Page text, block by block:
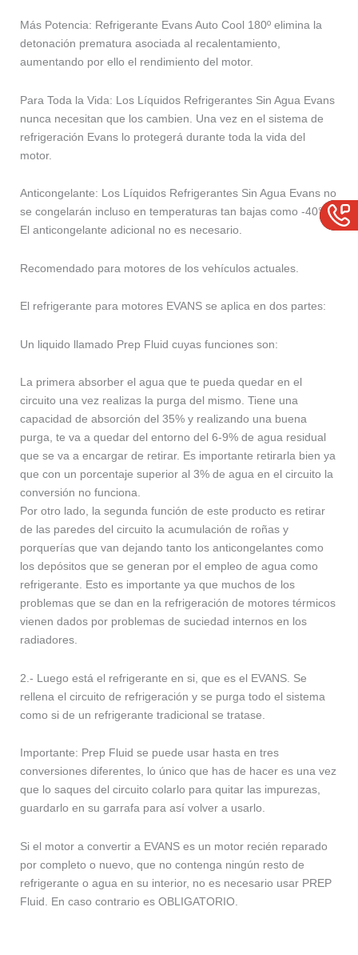
Más Potencia: Refrigerante Evans Auto Cool 180º elimina la
detonación prematura asociada al recalentamiento,
aumentando por ello el rendimiento del motor.
Para Toda la Vida: Los Líquidos Refrigerantes Sin Agua Evans
nunca necesitan que los cambien. Una vez en el sistema de
refrigeración Evans lo protegerá durante toda la vida del
motor.
Anticongelante: Los Líquidos Refrigerantes Sin Agua Evans no
se congelarán incluso en temperaturas tan bajas como -40°C.
El anticongelante adicional no es necesario.
Recomendado para motores de los vehículos actuales.
El refrigerante para motores EVANS se aplica en dos partes:
Un liquido llamado Prep Fluid cuyas funciones son:
La primera absorber el agua que te pueda quedar en el
circuito una vez realizas la purga del mismo. Tiene una
capacidad de absorción del 35% y realizando una buena
purga, te va a quedar del entorno del 6-9% de agua residual
que se va a encargar de retirar. Es importante retirarla bien ya
que con un porcentaje superior al 3% de agua en el circuito la
conversión no funciona.
Por otro lado, la segunda función de este producto es retirar
de las paredes del circuito la acumulación de roñas y
porquerías que van dejando tanto los anticongelantes como
los depósitos que se generan por el empleo de agua como
refrigerante. Esto es importante ya que muchos de los
problemas que se dan en la refrigeración de motores térmicos
vienen dados por problemas de suciedad internos en los
radiadores.
2.- Luego está el refrigerante en si, que es el EVANS. Se
rellena el circuito de refrigeración y se purga todo el sistema
como si de un refrigerante tradicional se tratase.
Importante: Prep Fluid se puede usar hasta en tres
conversiones diferentes, lo único que has de hacer es una vez
que lo saques del circuito colarlo para quitar las impurezas,
guardarlo en su garrafa para así volver a usarlo.
Si el motor a convertir a EVANS es un motor recién reparado
por completo o nuevo, que no contenga ningún resto de
refrigerante o agua en su interior, no es necesario usar PREP
Fluid. En caso contrario es OBLIGATORIO.